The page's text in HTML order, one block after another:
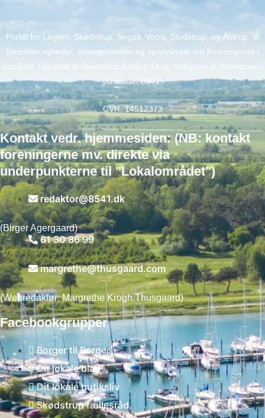
Portal for Løgten, Skødstrup, Segalt, Vorre, Studstrup, og Åstrup. Vi
formidler nyheder, arrangementer og oplysninger om foreningerne i
området. Oprettet af Skødstrup Fællesråd og redigeret af redaktionen
på Bladet 8541.
CVR: 14512373
Kontakt vedr. hjemmesiden: (NB: kontakt
foreningerne mv. direkte via
underpunkterne til "Lokalområdet")
redaktor@8541.dk
(Birger Agergaard)
61 30 86 99
margrethe@thusgaard.com
(Webredaktør: Margrethe Krogh Thusgaard)
Facebookgrupper
Borger til Borger
Dit lokale blad
Dit lokale butiksliv
Skødstrup fællesråd